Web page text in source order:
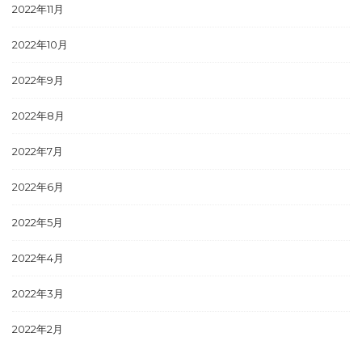
2022年11月
2022年10月
2022年9月
2022年8月
2022年7月
2022年6月
2022年5月
2022年4月
2022年3月
2022年2月